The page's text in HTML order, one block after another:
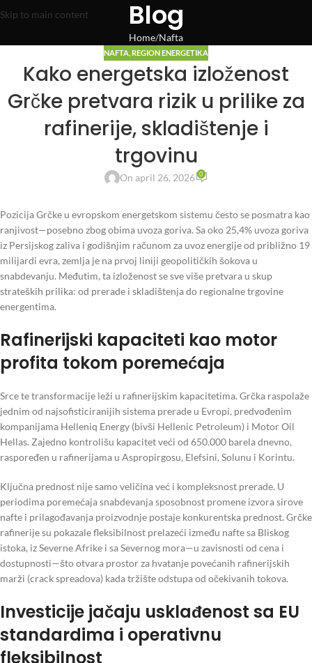
Skip to main content Blog
Home Nafta
NAFTA REGION ENERGETIKA
Kako energetska izloženost
Grčke pretvara rizik u prilike za
rafinerije, skladištenje i
trgovinu
On april 26, 2026 0
Pozicija Grčke u evropskom energetskom sistemu često se posmatra kao
ranjivost—posebno zbog obima uvoza goriva. Sa oko 25,4% uvoza goriva
iz Persijskog zaliva i godišnjim računom za uvoz energije od približno 19
milijardi evra, zemlja je na prvoj liniji geopolitičkih šokova u
snabdevanju. Međutim, ta izloženost se sve više pretvara u skup
strateških prilika: od prerade i skladištenja do regionalne trgovine
energentima.
Rafinerijski kapaciteti kao motor
profita tokom poremećaja
Srce te transformacije leži u rafinerijskim kapacitetima. Grčka raspolaže
jednim od najsofisticiranijih sistema prerade u Evropi, predvođenim
kompanijama Helleniq Energy (bivši Hellenic Petroleum) i Motor Oil
Hellas. Zajedno kontrolišu kapacitet veći od 650.000 barela dnevno,
raspoređen u rafinerijama u Aspropirgosu, Elefsini, Solunu i Korintu.
Ključna prednost nije samo veličina već i kompleksnost prerade. U
periodima poremećaja snabdevanja sposobnost promene izvora sirove
nafte i prilagođavanja proizvodnje postaje konkurentska prednost. Grčke
rafinerije su pokazale fleksibilnost prelazeći između nafte sa Bliskog
istoka, iz Severne Afrike i sa Severnog mora—u zavisnosti od cena i
dostupnosti—što otvara prostor za hvatanje povećanih rafinerijskih
marži (crack spreadova) kada tržište odstupa od očekivanih tokova.
Investicije jačaju usklađenost sa EU
standardima i operativnu
fleksibilnost